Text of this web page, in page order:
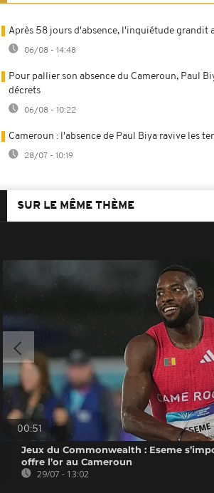
Après 58 jours d'absence, l'inquiétude grandit
06/08 - 14:48
Pour pallier son absence du Cameroun, Paul
décrets
06/08 - 10:22
Cameroun : l'absence de Paul Biya ravive les
28/07 - 10:19
SUR LE MÊME THÈME
00:51
Jeux du Commonwealth : Eseme
offre l’or au Cameroun
29/07 - 13:02